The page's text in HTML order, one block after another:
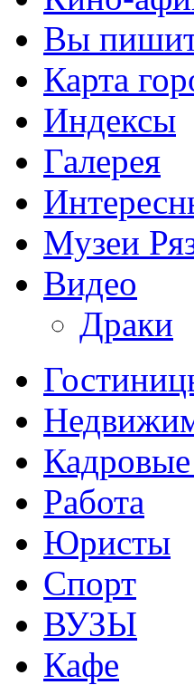
Вы
Карта
Индексы
Галерея
Музеи
Видео
Драки
Кадровые
Работа
Юристы
Спорт
ВУЗЫ
Кафе